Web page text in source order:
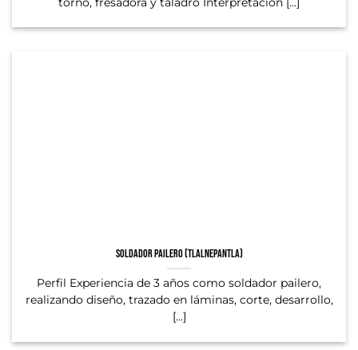
Soldador Pailero (Tlalnepantla)
Perfil Experiencia de 3 años como soldador pailero,
realizando diseño, trazado en láminas, corte, desarrollo,
[...]